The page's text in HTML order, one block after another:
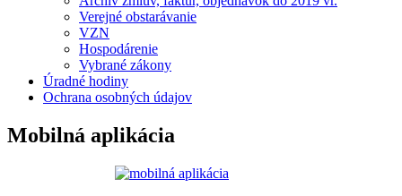
Verejné obstarávanie
VZN
Hospodárenie
Vybrané zákony
Úradné hodiny
Ochrana osobných údajov
Mobilná aplikácia